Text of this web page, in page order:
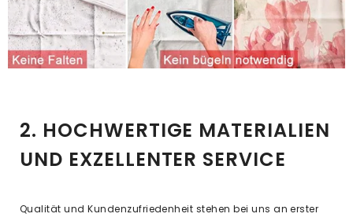
2. HOCHWERTIGE MATERIALIEN
UND EXZELLENTER SERVICE
Qualität und Kundenzufriedenheit stehen bei uns an erster